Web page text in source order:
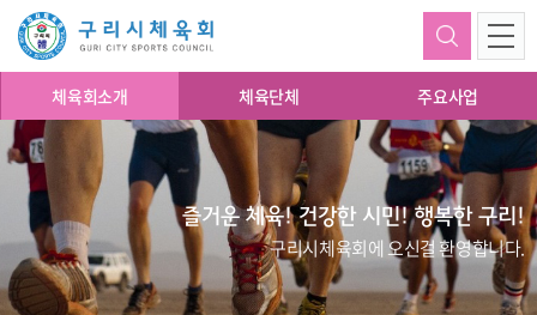
체육회소개 체육단체 주요사업
즐거운 체육! 건강한 시민! 행복한 구리!
구리시체육회에 오신걸 환영합니다.